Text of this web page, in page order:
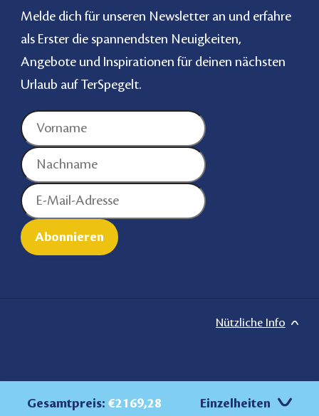
Gesamtpreis: €2169,28 Einzelheiten
Melde dich für unseren Newsletter an und erfahre
als Erster die spannendsten Neuigkeiten,
Angebote und Inspirationen für deinen nächsten
Urlaub auf TerSpegelt.
Nützliche Info